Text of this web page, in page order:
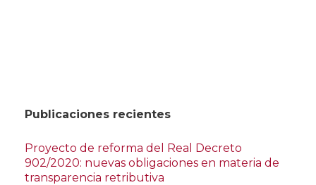
Publicaciones recientes
Proyecto de reforma del Real Decreto
902/2020: nuevas obligaciones en materia de
transparencia retributiva